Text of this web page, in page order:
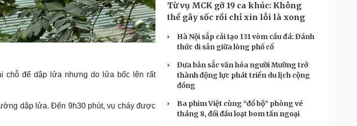
chỗ để dập lửa nhưng do lửa bốc lên rất
dập lửa. Đến 9h30 phút, vụ cháy được
Từ vụ MCK gỡ 19 ca khúc: Không
thể gây sốc rồi chỉ xin lỗi là xong
Hà Nội sắp cải tạo 131 vòm cầu đá: Đánh
thức di sản giữa lòng phố cổ
Đưa bản sắc văn hóa người Mường trở
thành động lực phát triển du lịch cộng
đồng
Ba phim Việt cùng “đổ bộ” phòng vé
tháng 8, đối đầu loạt bom tấn ngoại